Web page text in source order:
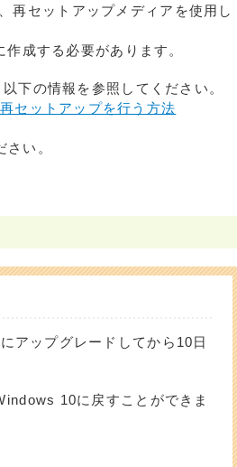
再セットアップメディアを使用し
成する必要があります。
下の情報を参照してください。
セットアップを行う方法
い。
アップグレードしてから10日
10に戻すことができま